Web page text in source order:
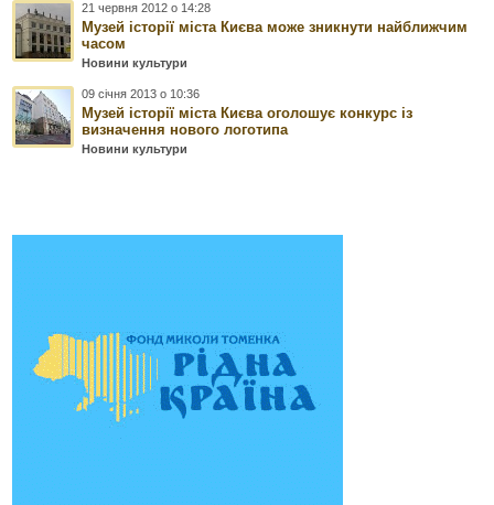
21 червня 2012 о 14:28
Музей історії міста Києва може зникнути найближчим
часом
Новини культури
09 січня 2013 о 10:36
Музей історії міста Києва оголошує конкурс із
визначення нового логотипа
Новини культури